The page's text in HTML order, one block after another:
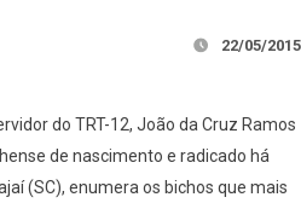
22/05/2015
do TRT-12, João da Cruz Ramos
de nascimento e radicado há
(SC), enumera os bichos que mais